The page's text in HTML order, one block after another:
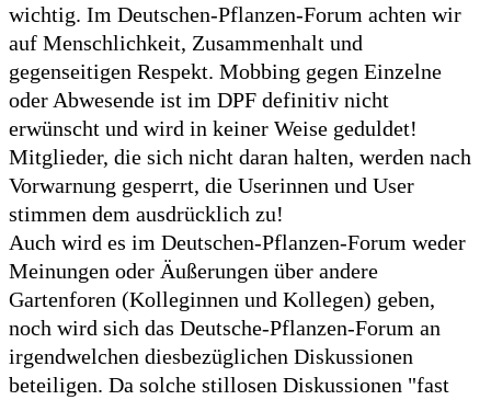
wichtig. Im Deutschen-Pflanzen-Forum achten wir
auf Menschlichkeit, Zusammenhalt und
gegenseitigen Respekt. Mobbing gegen Einzelne
oder Abwesende ist im DPF definitiv nicht
erwünscht und wird in keiner Weise geduldet!
Mitglieder, die sich nicht daran halten, werden nach
Vorwarnung gesperrt, die Userinnen und User
stimmen dem ausdrücklich zu!
Auch wird es im Deutschen-Pflanzen-Forum weder
Meinungen oder Äußerungen über andere
Gartenforen (Kolleginnen und Kollegen) geben,
noch wird sich das Deutsche-Pflanzen-Forum an
irgendwelchen diesbezüglichen Diskussionen
beteiligen. Da solche stillosen Diskussionen "fast